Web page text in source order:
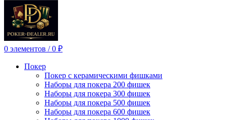
0 элементов / 0 ₽
Покер
Покер с керамическими фишками
Наборы для покера 200 фишек
Наборы для покера 300 фишек
Наборы для покера 500 фишек
Наборы для покера 600 фишек